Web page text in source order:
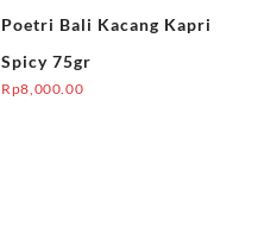
Poetri Bali Kacang Kapri
Spicy 75gr
Rp8,000.00